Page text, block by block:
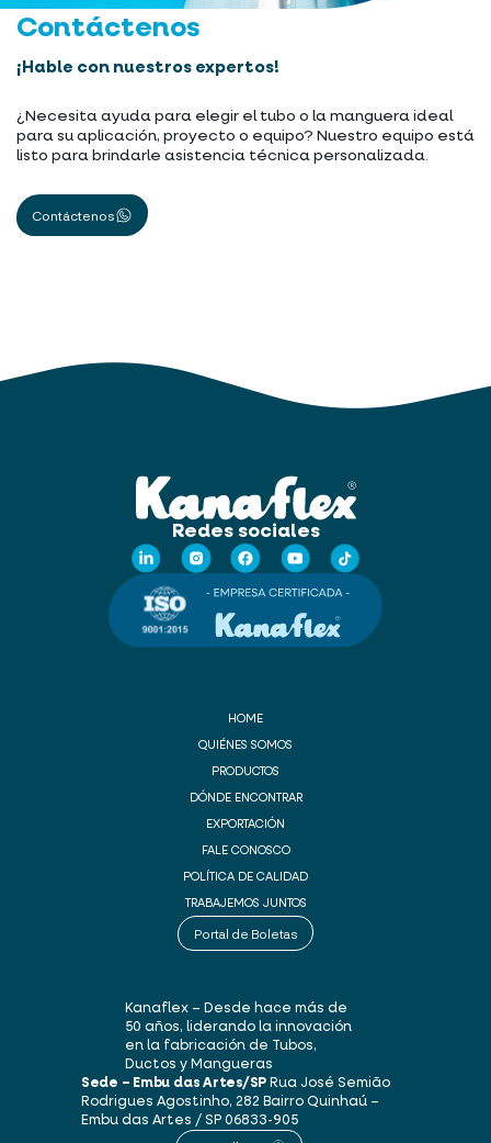
Contáctenos
¡Hable con nuestros expertos!
¿Necesita ayuda para elegir el tubo o la manguera ideal
para su aplicación, proyecto o equipo? Nuestro equipo está
listo para brindarle asistencia técnica personalizada.
Contáctenos
Redes sociales
HOME
QUIÉNES SOMOS
PRODUCTOS
DÓNDE ENCONTRAR
EXPORTACIÓN
FALE CONOSCO
POLÍTICA DE CALIDAD
TRABAJEMOS JUNTOS
Portal de Boletas
Kanaflex – Desde hace más de
50 años, liderando la innovación
en la fabricación de Tubos,
Ductos y Mangueras
Sede – Embu das Artes/SP Rua José Semião
Rodrigues Agostinho, 282 Bairro Quinhaú –
Embu das Artes / SP06833-905